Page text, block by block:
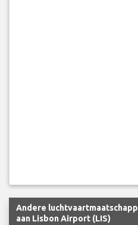
Andere
aan Lisbon Airport (LIS)